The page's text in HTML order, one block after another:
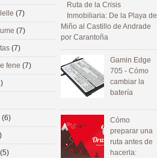
Ruta de la Crisis
Inmobiliaria: De la Playa de
Miño al Castillo de Andrade
por Carantoña
Gamin Edge
705 - Cómo
cambiar la
batería
Cómo
preparar una
ruta antes de
hacerla:
(7)
(7)
(7)
fene (7)
(6)
(5)